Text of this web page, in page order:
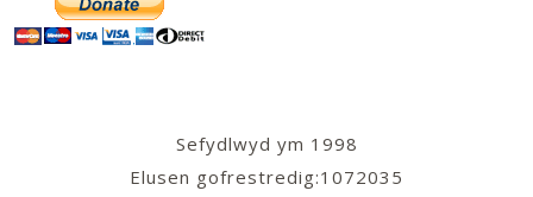
Sefydlwyd ym 1998
Elusen gofrestredig:1072035